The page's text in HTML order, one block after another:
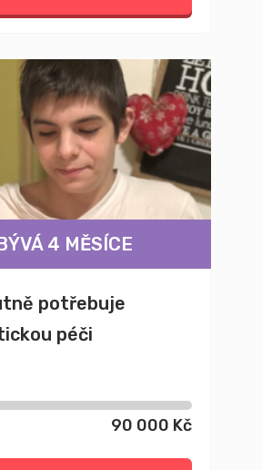
4 MĚSÍCE
potřebuje
péči
90 000 Kč